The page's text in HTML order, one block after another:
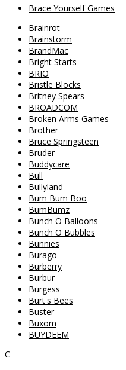
Brace Yourself Games
Brainrot
Brainstorm
BrandMac
Bright Starts
BRIO
Bristle Blocks
Britney Spears
BROADCOM
Broken Arms Games
Brother
Bruce Springsteen
Bruder
Buddycare
Bull
Bullyland
Bum Bum Boo
BumBumz
Bunch O Balloons
Bunch O Bubbles
Bunnies
Burago
Burberry
Burbur
Burgess
Burt's Bees
Buster
Buxom
BUYDEEM
C